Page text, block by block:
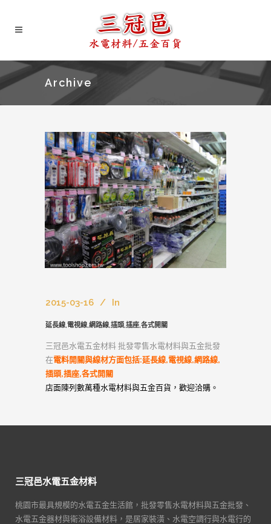
Archive
2015-03-16 In
延長線,電視線,網路線,插頭,插座,各式開關
三冠邑水電五金材料 批發零售水電材料與五金批發
在電料開關與線材方面包括:延長線,電視線,網路線,
插頭,插座,各式開關
店面陳列數萬種水電材料與五金百貨，歡迎洽購。
三冠邑水電五金材料
桃園市最具規模的水電五金生活館，批發零售水電材料與五金批發、
水電五金器材與衛浴設備材料，是居家裝潢、水電空調行與水電行的